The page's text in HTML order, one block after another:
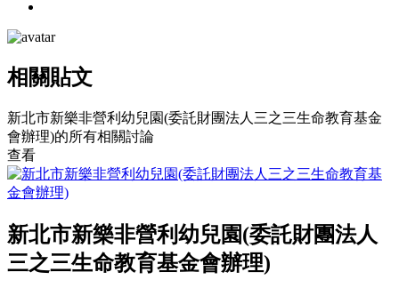
相關貼文
新北市新樂非營利幼兒園(委託財團法人三之三生命教育基金
會辦理)的所有相關討論
查看
新北市新樂非營利幼兒園(委託財團法人
三之三生命教育基金會辦理)